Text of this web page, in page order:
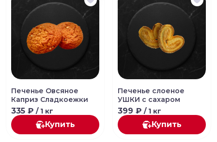
Печенье Овсяное
Каприз Сладкоежки
335 ₽ / 1 кг
Купить
Печенье слоеное
УШКИ с сахаром
399 ₽ / 1 кг
Купить